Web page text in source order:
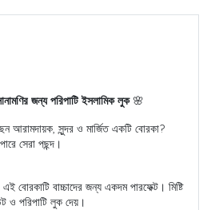
জন্য পরিপাটি ইসলামিক লুক🌸
আরামদায়ক, সুন্দর ও মার্জিত একটি বোরকা?
সেরা পছন্দ।
বোরকাটি বাচ্চাদের জন্য একদম পারফেক্ট। মিষ্টি
ও পরিপাটি লুক দেয়।